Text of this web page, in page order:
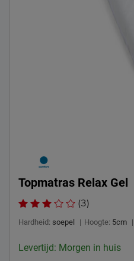
Topmatras Relax Gel
(3)
Hardheid: soepel | Hoogte: 5cm |
Levertijd: Morgen in huis